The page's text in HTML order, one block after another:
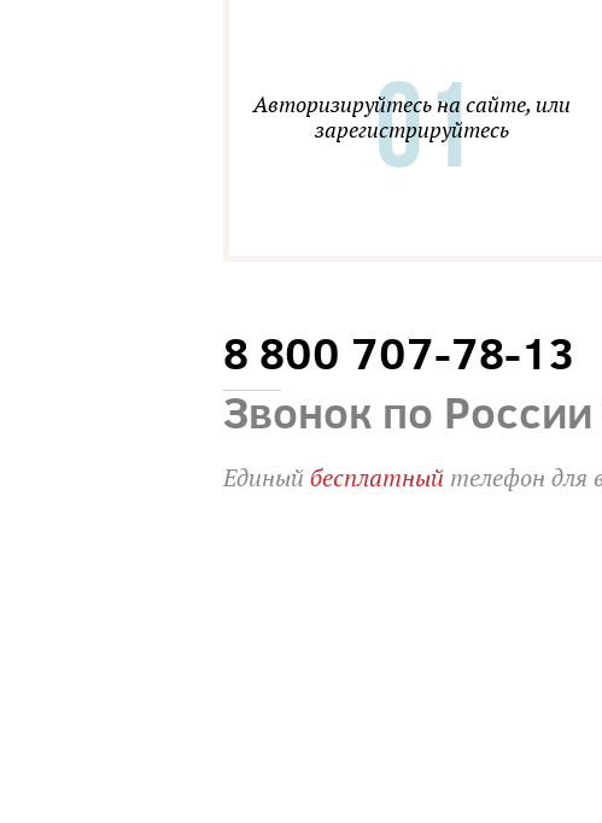
Авторизируйтесь на сайте, или
зарегистрируйтесь
8 800 707-78-13
Звонок по
Единыйбесплатный телефон для